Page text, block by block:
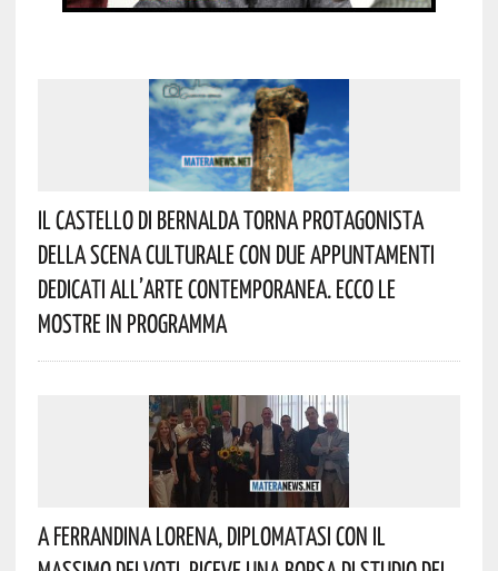
Il Castello Di Bernalda Torna Protagonista
Della Scena Culturale Con Due Appuntamenti
Dedicati All’arte Contemporanea. Ecco Le
Mostre In Programma
A Ferrandina Lorena, Diplomatasi Con Il